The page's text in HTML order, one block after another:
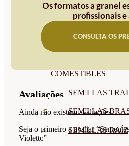
SEMILLAS
SEMILLAS
SEMILLAS
COMESTIBLES
SEMILLAS
SEMILLAS
SEMILLAS RAÍZ
Os formatos a granel
profissionais
CONSULTA OS
Avaliações
Ainda não existem avaliações.
Seja o primeiro a avaliar
Violetto”